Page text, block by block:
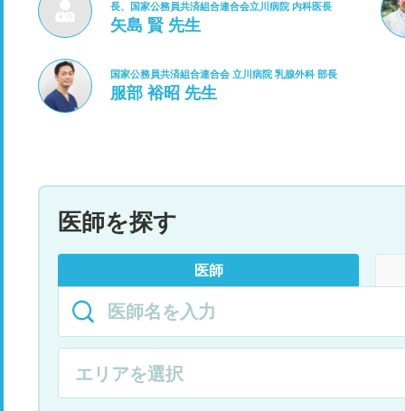
長、国家公務員共済組合連合会立川病院 内科医長
矢島 賢 先生
国家公務員共済組合連合会 立川病院 乳腺外科 部長
服部 裕昭 先生
医師を探す
医師